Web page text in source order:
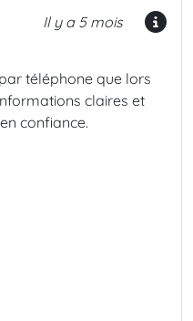
Il y a 5 mois
téléphone que lors
claires et
confiance.